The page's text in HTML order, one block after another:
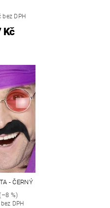
DPH
Kč
- ČERNÝ
%)
DPH